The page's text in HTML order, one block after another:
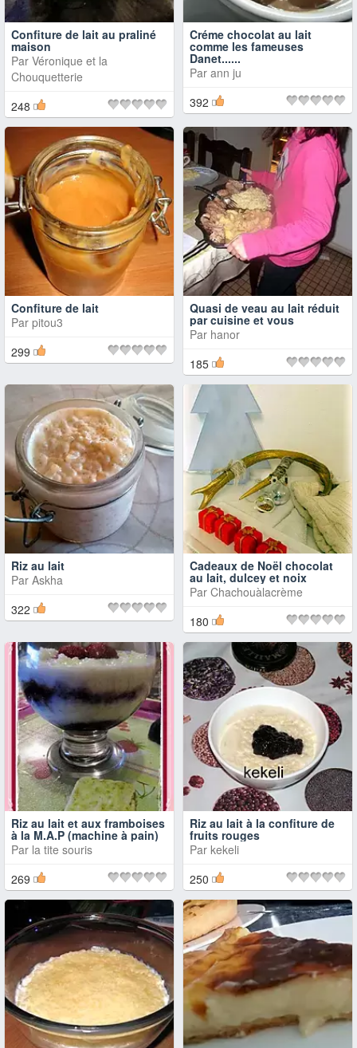
Confiture de lait au praliné
maison
Par Véronique et la
Chouquetterie
248
Créme chocolat au lait
comme les fameuses
Danet......
Par ann ju
392
Confiture de lait
Par pitou3
299
Quasi de veau au lait réduit
par cuisine et vous
Par hanor
185
Riz au lait
Par Askha
322
Cadeaux de Noël chocolat
au lait, dulcey et noix
Par Chachouàlacrème
180
Riz au lait et aux framboises
à la M.A.P (machine à pain)
Par la tite souris
269
Riz au lait à la confiture de
fruits rouges
Par kekeli
250